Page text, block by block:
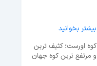
بیشتر بخوانید
کوه اورست؛ کثیف ترین
و مرتفع ترین کوه جهان